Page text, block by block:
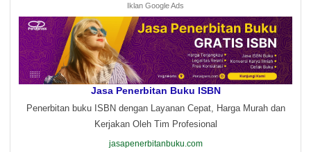
Iklan Google Ads
Jasa Penerbitan Buku ISBN
Penerbitan buku ISBN dengan Layanan Cepat, Harga Murah dan
Kerjakan Oleh Tim Profesional
jasapenerbitanbuku.com